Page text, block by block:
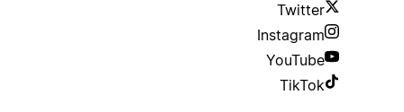
Twitter
Instagram
YouTube
TikTok